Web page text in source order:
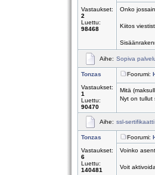
Vastaukset:
2
Luettu:
98468
Onko
Kiitos
Aihe: Sopiva
Tonzas
Vastaukset:
1
Luettu:
90470
Foorumi:
Mitä
Nyt on tullut
Aihe: ssl-sertifikaatti
Tonzas
Vastaukset:
6
Luettu:
140481
Foorumi:
Voinko
Voit